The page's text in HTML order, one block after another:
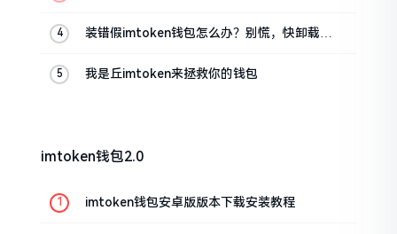
装错假imtoken钱包怎么办？别慌，快卸载，
我是丘imtoken来拯救你的钱包
imtoken钱包2.0
imtoken钱包安卓版版本下载安装教程